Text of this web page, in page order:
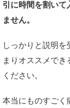
引に時間を割いて
ません。
しっかりと説明
まりオススメで
ください。
本当にものすごく